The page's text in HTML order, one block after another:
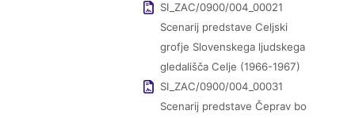
SI_ZAC/0900/004_00021
Scenarij predstave Celjski
grofje Slovenskega ljudskega
gledališča Celje (1966-1967)
SI_ZAC/0900/004_00031
Scenarij predstave Čeprav bo